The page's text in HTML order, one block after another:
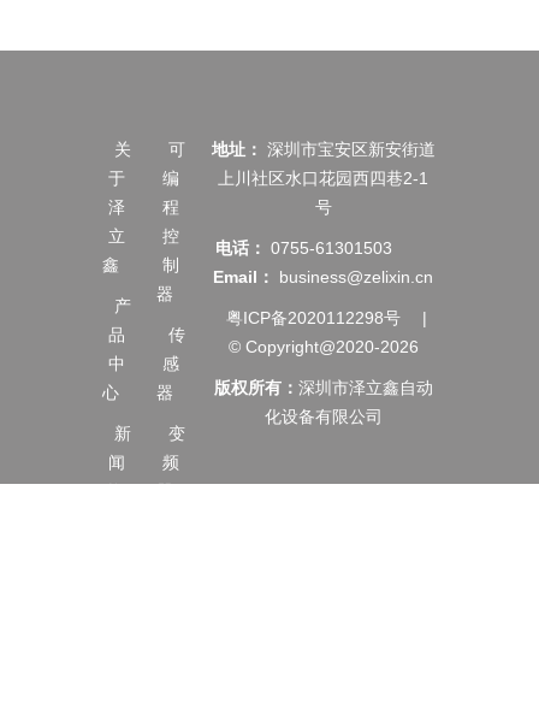
关
于
泽
立
鑫
产
品
中
心
新
闻
可
编
程
控
制
器
传
感
器
变
频
地址： 深圳市宝安区新安街道
上川社区水口花园西四巷2-1
号
电话： 0755-61301503
Email：
business@zelixin.cn
粤ICP备2020112298号
|
© Copyright@2020-2026
版权所有： 深圳市泽立鑫自动
化设备有限公司